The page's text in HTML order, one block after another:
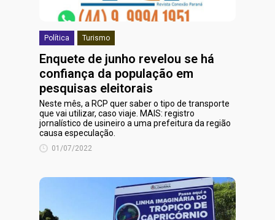
Política Turismo
Enquete de junho revelou se há
confiança da população em
pesquisas eleitorais
Neste mês, a RCP quer saber o tipo de transporte
que vai utilizar, caso viaje. MAIS: registro
jornalístico de usineiro a uma prefeitura da região
causa especulação.
01/07/2022